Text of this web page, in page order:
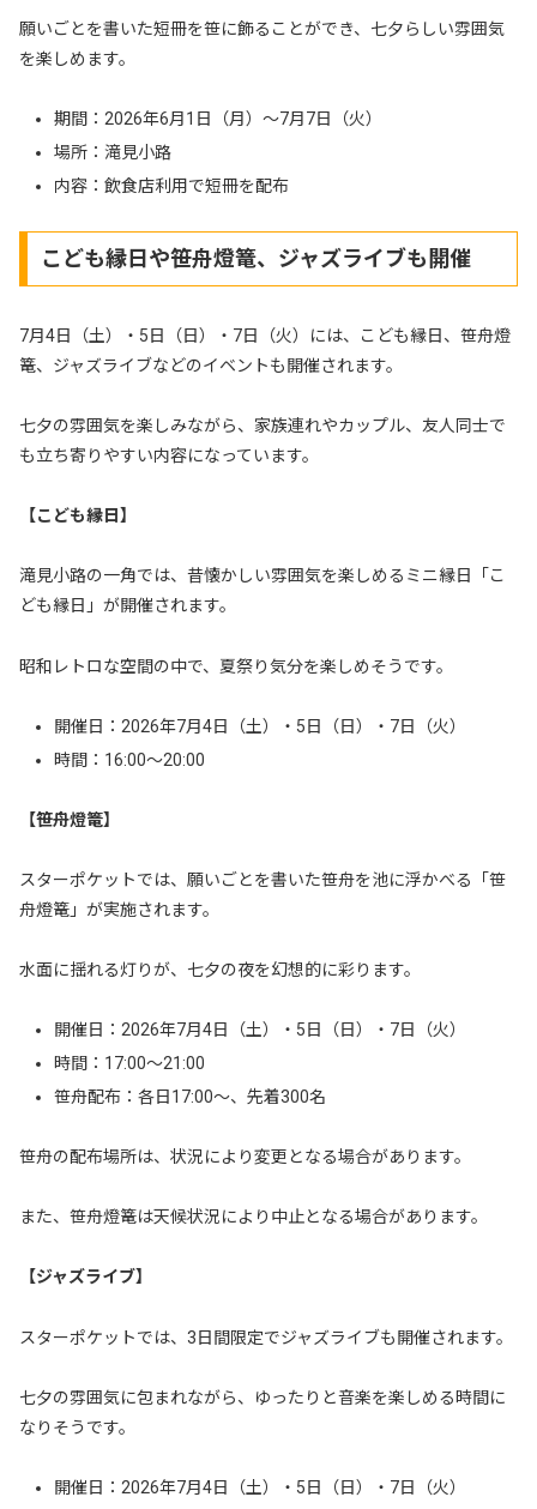
願いごとを書いた短冊を笹に飾ることができ、七夕らしい雰囲気
を楽しめます。
期間：2026年6月1日（月）〜7月7日（火）
場所：滝見小路
内容：飲食店利用で短冊を配布
こども縁日や笹舟燈篭、ジャズライブも開催
7月4日（土）・5日（日）・7日（火）には、こども縁日、笹舟燈
篭、ジャズライブなどのイベントも開催されます。
七夕の雰囲気を楽しみながら、家族連れやカップル、友人同士で
も立ち寄りやすい内容になっています。
【こども縁日】
滝見小路の一角では、昔懐かしい雰囲気を楽しめるミニ縁日「こ
ども縁日」が開催されます。
昭和レトロな空間の中で、夏祭り気分を楽しめそうです。
開催日：2026年7月4日（土）・5日（日）・7日（火）
時間：16:00〜20:00
【笹舟燈篭】
スターポケットでは、願いごとを書いた笹舟を池に浮かべる「笹
舟燈篭」が実施されます。
水面に揺れる灯りが、七夕の夜を幻想的に彩ります。
開催日：2026年7月4日（土）・5日（日）・7日（火）
時間：17:00〜21:00
笹舟配布：各日17:00〜、先着300名
笹舟の配布場所は、状況により変更となる場合があります。
また、笹舟燈篭は天候状況により中止となる場合があります。
【ジャズライブ】
スターポケットでは、3日間限定でジャズライブも開催されます。
七夕の雰囲気に包まれながら、ゆったりと音楽を楽しめる時間に
なりそうです。
開催日：2026年7月4日（土）・5日（日）・7日（火）